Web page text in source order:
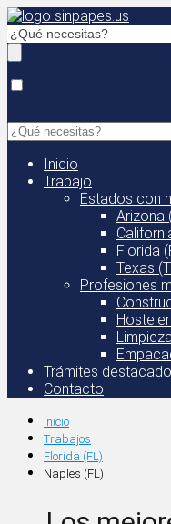
Inicio
Trabajo
Estados con
Arizona
Florida
Texas
Profesiones
Trámites
Contacto
Inicio
Trabajos
Florida (FL)
Naples (FL)